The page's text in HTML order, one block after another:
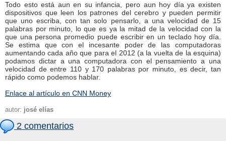
Todo esto está aun en su infancia, pero aun hoy día ya existen
dispositivos que leen los patrones del cerebro y pueden permitir
que uno escriba, con tan solo pensarlo, a una velocidad de 15
palabras por minuto, lo que es ya la mitad de la velocidad con la
que una persona promedio puede escribir en un teclado hoy día.
Se estima que con el incesante poder de las computadoras
aumentando cada año que para el 2012 (a la vuelta de la esquina)
podamos dictar a una computadora con el pensamiento a una
velocidad de entre 110 y 170 palabras por minuto, es decir, tan
rápido como podemos hablar.
Enlace al artículo en CNN Money
autor: josé elías
2 comentarios